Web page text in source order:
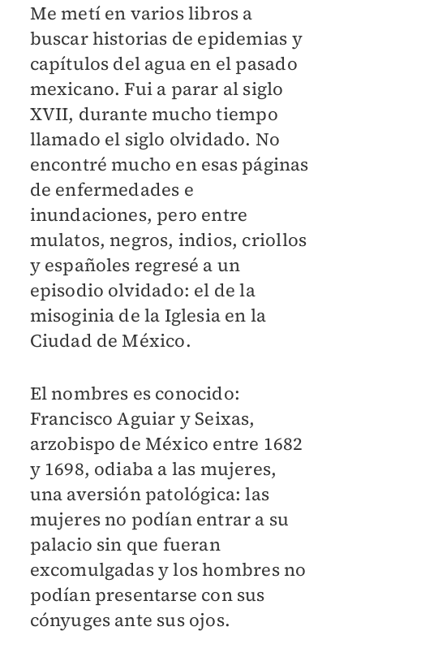
Me metí en varios libros a
buscar historias de epidemias y
capítulos del agua en el pasado
mexicano. Fui a parar al siglo
XVII, durante mucho tiempo
llamado el siglo olvidado. No
encontré mucho en esas páginas
de enfermedades e
inundaciones, pero entre
mulatos, negros, indios, criollos
y españoles regresé a un
episodio olvidado: el de la
misoginia de la Iglesia en la
Ciudad de México.
El nombres es conocido:
Francisco Aguiar y Seixas,
arzobispo de México entre 1682
y 1698, odiaba a las mujeres,
una aversión patológica: las
mujeres no podían entrar a su
palacio sin que fueran
excomulgadas y los hombres no
podían presentarse con sus
cónyuges ante sus ojos.